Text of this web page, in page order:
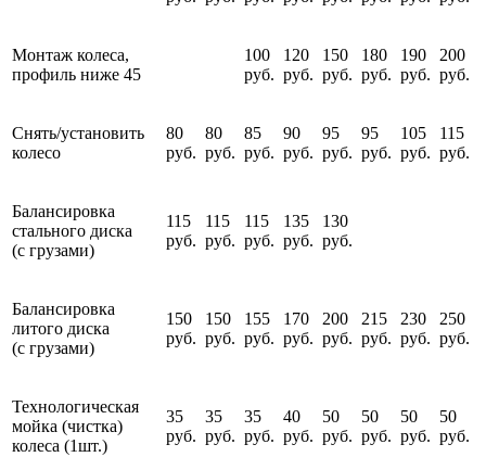
Монтаж колеса,
профиль ниже 45
100
руб.
120
руб.
150
руб.
180
руб.
190
руб.
200
руб.
Снять/установить
колесо
80
руб.
80
руб.
85
руб.
90
руб.
95
руб.
95
руб.
105
руб.
115
руб.
Балансировка
стального диска
(с грузами)
115
руб.
115
руб.
115
руб.
135
руб.
130
руб.
Балансировка
литого диска
(с грузами)
150
руб.
150
руб.
155
руб.
170
руб.
200
руб.
215
руб.
230
руб.
250
руб.
Технологическая
мойка (чистка)
колеса (1шт.)
35
руб.
35
руб.
35
руб.
40
руб.
50
руб.
50
руб.
50
руб.
50
руб.